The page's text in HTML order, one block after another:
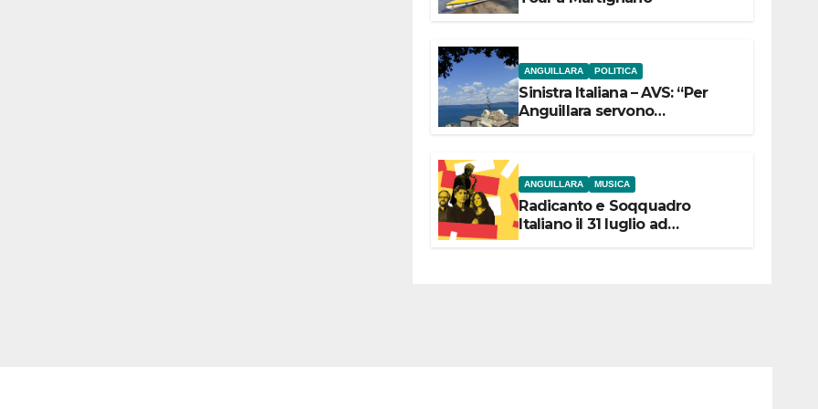
ANGUILLARA POLITICA
Sinistra Italiana – AVS: “Per
Anguillara servono
ANGUILLARA MUSICA
Radicanto e Soqquadro
Italiano il 31 luglio ad